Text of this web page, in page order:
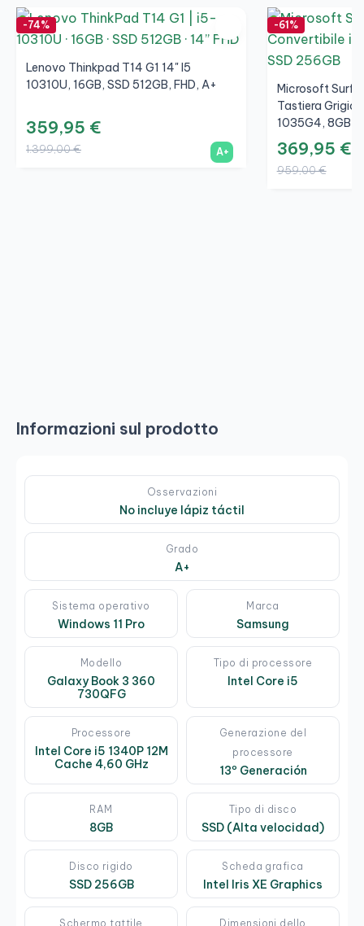
-74%
Lenovo Thinkpad T14 G1 14" I5
10310U, 16GB, SSD 512GB, FHD, A+
359,95 €
1.399,00 € A+
-61%
Microsoft
Tastiera
1035G4, 8GB,
369,95 €
959,00 €
Informazioni sul prodotto
Osservazioni
No incluye lápiz táctil
Grado
A+
Sistema operativo
Windows 11 Pro
Marca
Samsung
Modello
Galaxy Book 3 360
730QFG
Tipo di processore
Intel Core i5
Processore
Intel Core i5 1340P 12M
Cache 4,60 GHz
Generazione del
processore
13º Generación
RAM
8GB
Tipo di disco
SSD (Alta velocidad)
Disco rigido
SSD 256GB
Scheda grafica
Intel Iris XE Graphics
Schermo tattile Dimensioni dello